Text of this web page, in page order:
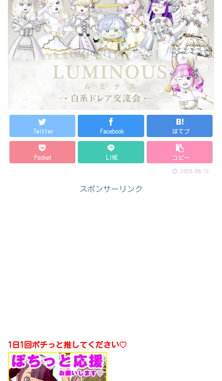
Twitter Facebook はてブ
Pocket LINE コピー
2026.06.12
スポンサーリンク
1日1回ポチっと推してください♡